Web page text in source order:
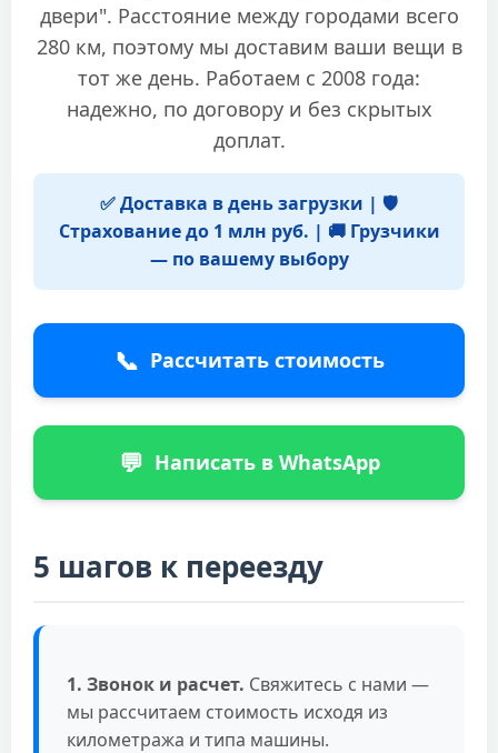
двери". Расстояние между городами всего
280 км, поэтому мы доставим ваши вещи в
тот же день. Работаем с 2008 года:
надежно, по договору и без скрытых
доплат.
✅ Доставка в день загрузки | 🛡️
Страхование до 1 млн руб. | 🚚 Грузчики
— по вашему выбору
📞 Рассчитать стоимость
💬 Написать в WhatsApp
5 шагов к переезду
1. Звонок и расчет. Свяжитесь с нами —
мы рассчитаем стоимость исходя из
километража и типа машины.